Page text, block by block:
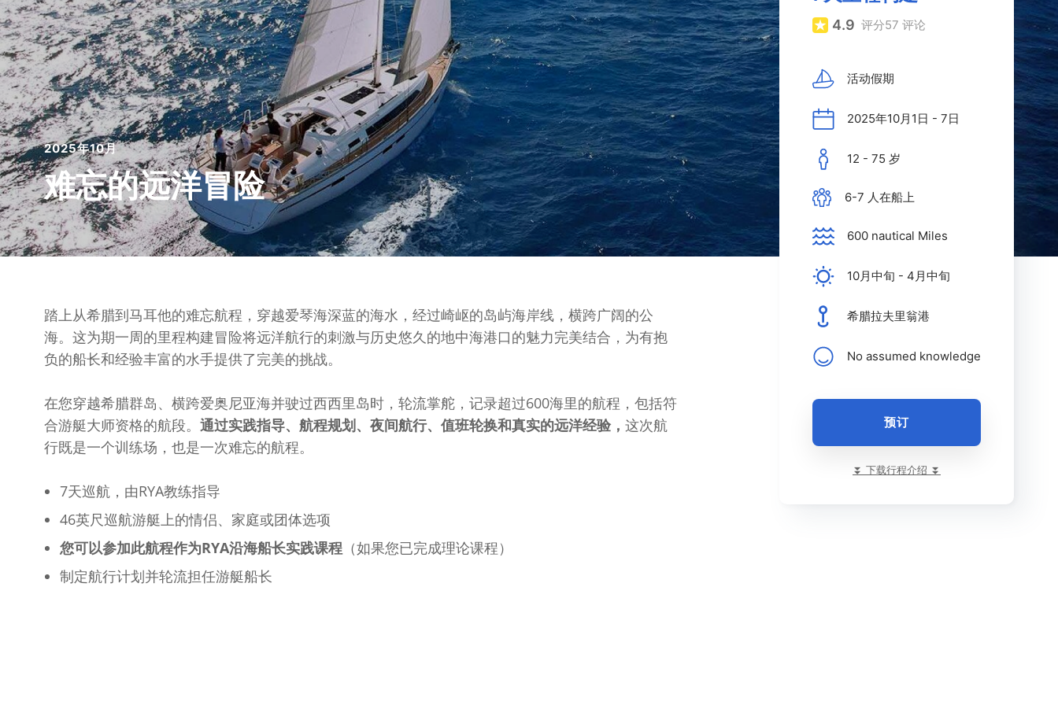
2025年10月
难忘的远洋冒险
4.9 评分57 评论
活动假期
2025年10月1日 - 7日
12 - 75 岁
6-7 人在船上
600 nautical Miles
10月中旬 - 4月中旬
希腊拉夫里翁港
No assumed knowledge
预订
⏬ 下载行程介绍 ⏬
踏上从希腊到马耳他的难忘航程，穿越爱琴海深蓝的海水，经过崎岖的岛屿海岸线，横跨广阔的公
海。这为期一周的里程构建冒险将远洋航行的刺激与历史悠久的地中海港口的魅力完美结合，为有抱
负的船长和经验丰富的水手提供了完美的挑战。
在您穿越希腊群岛、横跨爱奥尼亚海并驶过西西里岛时，轮流掌舵，记录超过600海里的航程，包括符
合游艇大师资格的航段。 通过实践指导、航程规划、夜间航行、值班轮换和真实的远洋经验， 这次航
行既是一个训练场，也是一次难忘的航程。
7天巡航，由RYA教练指导
46英尺巡航游艇上的情侣、家庭或团体选项
您可以参加此航程作为RYA沿海船长实践课程 （如果您已完成理论课程）
制定航行计划并轮流担任游艇船长